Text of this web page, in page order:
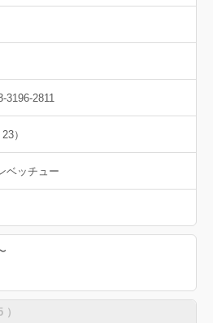
3196-2811
）
ベッチュー
）